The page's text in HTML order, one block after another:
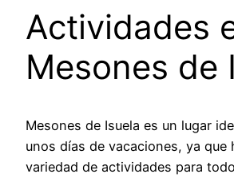
Actividades
Mesones de
Mesones de Isuela es un lugar
unos días de vacaciones, ya que
variedad de actividades para